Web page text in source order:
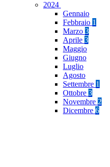
2024
Gennaio
Febbraio 1
Marzo 3
Aprile 3
Maggio
Giugno
Luglio
Agosto
Settembre 1
Ottobre 3
Novembre 2
Dicembre 6